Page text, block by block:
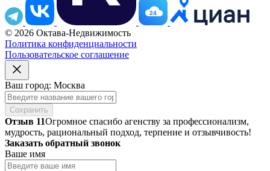
24
© 2026 Октава-Недвижимость
Политика конфиденциальности
Пользовательское соглашение
Ваш город: Москва
Сохранить
Отзыв 11Огромное спасибо агенству за профессионализм,
мудрость, рациональный подход, терпение и отзывчивость!
Заказать обратный звонок
Ваше имя